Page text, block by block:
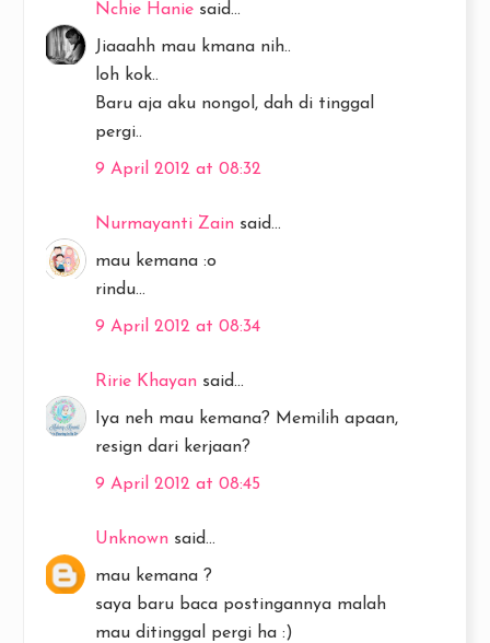
Nchie Hanie said...
Jiaaahh mau kmana nih..
loh kok..
Baru aja aku nongol, dah di tinggal
pergi..
9 April 2012 at 08:32
Nurmayanti Zain said...
mau kemana :o
rindu...
9 April 2012 at 08:34
Ririe Khayan said...
Iya neh mau kemana? Memilih apaan,
resign dari kerjaan?
9 April 2012 at 08:45
Unknown said...
mau kemana ?
saya baru baca postingannya malah
mau ditinggal pergi ha :)